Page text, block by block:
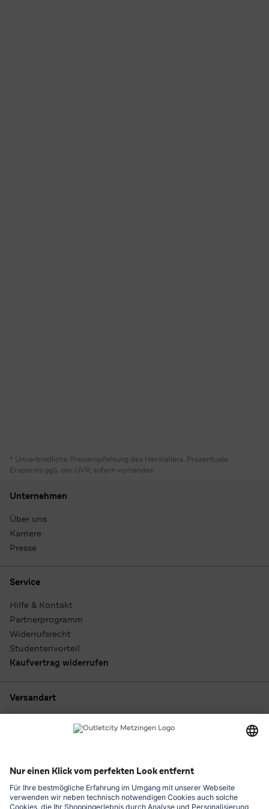
* Unverbindliche Preisempfehlung des Herstellers. Prozentuale
Ersparnis ggü. der UVP, sofern vorhanden
Unternehmen
Über uns
Karriere
Presse
Service
Hilfe & Kontakt
Partnerprogramm
Widerrufsrecht
Studentenvorteil
Kaufvertrag widerrufen
Versandart